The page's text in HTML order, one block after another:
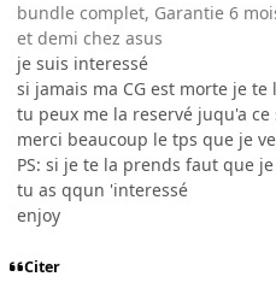
bundle complet, Garantie 6
et demi chez asus
je suis interessé
si jamais ma CG est morte je te
tu peux me la reservé juqu'a ce
merci beaucoup le tps que je
PS: si je te la prends faut que
tu as qqun 'interessé
enjoy
Citer